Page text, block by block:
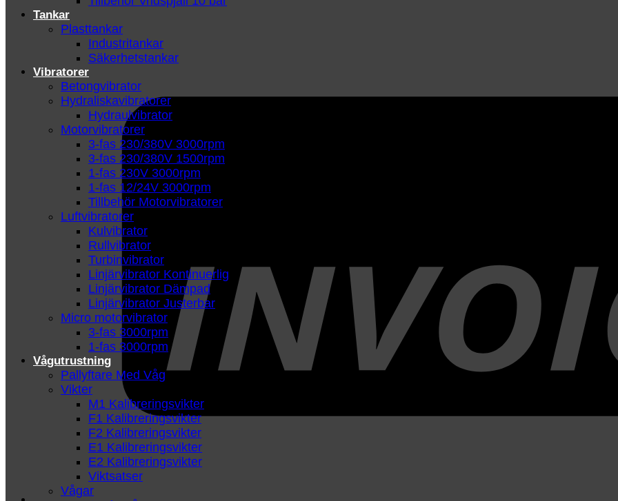
Tankar
Plasttankar
Industritankar
Säkerhetstankar
Vibratorer
Betongvibrator
Hydraliskavibratorer
Hydraulvibrator
Motorvibratorer
3-fas 230/380V 3000rpm
3-fas 230/380V 1500rpm
1-fas 230V 3000rpm
1-fas 12/24V 3000rpm
Tillbehör Motorvibratorer
Luftvibratorer
Kulvibrator
Rullvibrator
Turbinvibrator
Linjärvibrator Kontinuerlig
Linjärvibrator Dämpad
Linjärvibrator Justerbar
Micro motorvibrator
3-fas 3000rpm
1-fas 3000rpm
Vågutrustning
Pallyftare Med Våg
Vikter
M1 Kalibreringsvikter
F1 Kalibreringsvikter
F2 Kalibreringsvikter
E1 Kalibreringsvikter
E2 Kalibreringsvikter
Viktsatser
Vågar